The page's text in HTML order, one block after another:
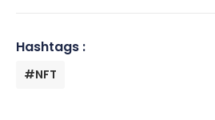
Hashtags :
#NFT